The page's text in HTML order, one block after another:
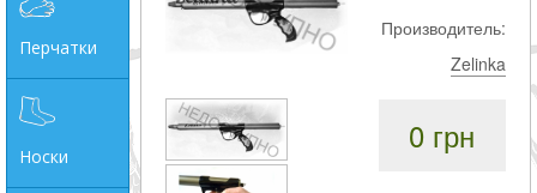
Любое из
слов
слова
Точное
Перчатки
Носки
Производитель:
Zelinka
0 грн